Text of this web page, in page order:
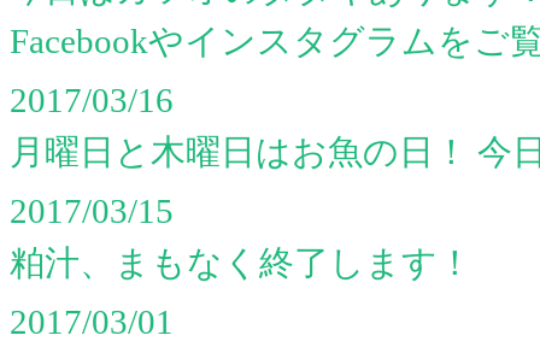
Facebookやインスタグラムをご
2017/03/16
月曜日と木曜日はお魚の日！ 今
2017/03/15
粕汁、まもなく終了します！
2017/03/01